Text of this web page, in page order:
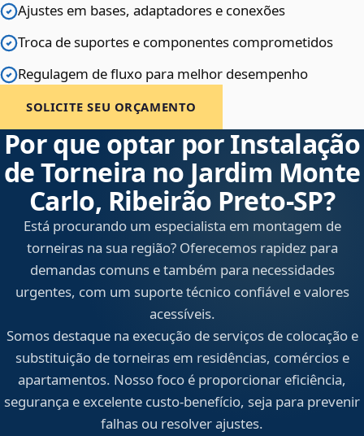
Ajustes em bases, adaptadores e conexões
Troca de suportes e componentes comprometidos
Regulagem de fluxo para melhor desempenho
SOLICITE SEU ORÇAMENTO
Por que optar por Instalação
de Torneira no Jardim Monte
Carlo, Ribeirão Preto‑SP?
Está procurando um especialista em montagem de
torneiras na sua região? Oferecemos rapidez para
demandas comuns e também para necessidades
urgentes, com um suporte técnico confiável e valores
acessíveis.
Somos destaque na execução de serviços de colocação e
substituição de torneiras em residências, comércios e
apartamentos. Nosso foco é proporcionar eficiência,
segurança e excelente custo-benefício, seja para prevenir
falhas ou resolver ajustes.